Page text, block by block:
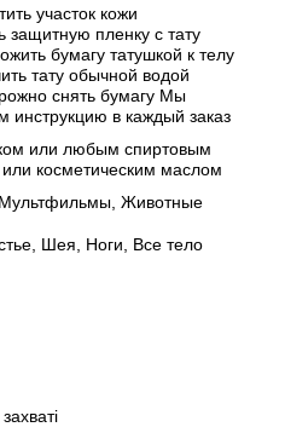
участок кожи
защитную пленку с тату
бумагу татушкой к телу
тату обычной водой
снять бумагу Мы
инструкцию в каждый заказ
или любым спиртовым
косметическим маслом
Животные
Шея, Ноги, Все тело